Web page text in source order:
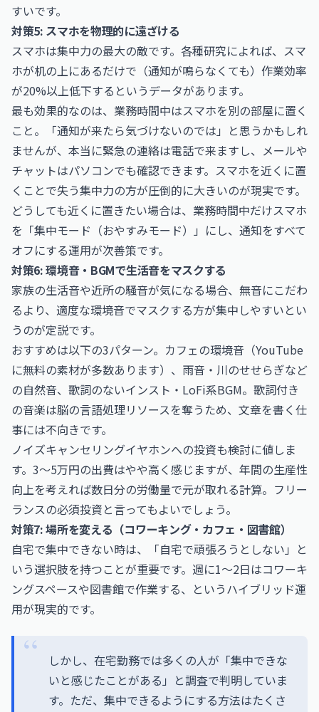
すいです。
対策5: スマホを物理的に遠ざける
スマホは集中力の最大の敵です。各種研究によれば、スマ
ホが机の上にあるだけで（通知が鳴らなくても）作業効率
が20%以上低下するというデータがあります。
最も効果的なのは、業務時間中はスマホを別の部屋に置く
こと。「通知が来たら気づけないのでは」と思うかもしれ
ませんが、本当に緊急の連絡は電話で来ますし、メールや
チャットはパソコンでも確認できます。スマホを近くに置
くことで失う集中力の方が圧倒的に大きいのが現実です。
どうしても近くに置きたい場合は、業務時間中だけスマホ
を「集中モード（おやすみモード）」にし、通知をすべて
オフにする運用が次善策です。
対策6: 環境音・BGMで生活音をマスクする
家族の生活音や近所の騒音が気になる場合、無音にこだわ
るより、適度な環境音でマスクする方が集中しやすいとい
うのが定説です。
おすすめは以下の3パターン。カフェの環境音（YouTube
に無料の素材が多数あります）、雨音・川のせせらぎなど
の自然音、歌詞のないインスト・LoFi系BGM。歌詞付き
の音楽は脳の言語処理リソースを奪うため、文章を書く仕
事には不向きです。
ノイズキャンセリングイヤホンへの投資も検討に値しま
す。3〜5万円の出費はやや高く感じますが、年間の生産性
向上を考えれば数日分の労働量で元が取れる計算。フリー
ランスの必須投資と言ってもよいでしょう。
対策7: 場所を変える（コワーキング・カフェ・図書館）
自宅で集中できない時は、「自宅で頑張ろうとしない」と
いう選択肢を持つことが重要です。週に1〜2日はコワーキ
ングスペースや図書館で作業する、というハイブリッド運
用が現実的です。
しかし、在宅勤務では多くの人が「集中できな
いと感じたことがある」と調査で判明していま
す。ただ、集中できるようにする方法はたくさ